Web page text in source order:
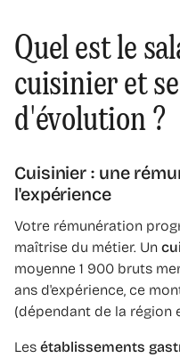
Quel est le
cuisinier et
d'évolution ?
Cuisinier : une
l'expérience
Votre rémunération
maîtrise du métier. Un
moyenne 1 900 bruts
ans d'expérience, ce
(dépendant de la région
Les établissements